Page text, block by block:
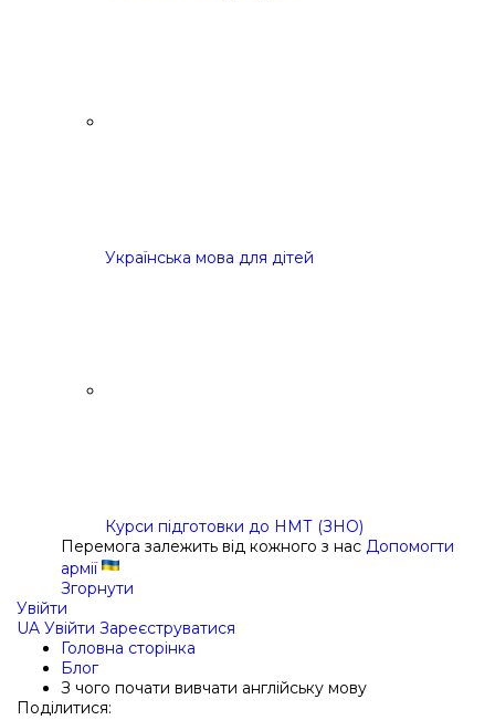
Українська мова для дітей
Курси підготовки до НМТ (ЗНО)
Перемога залежить від кожного з нас Допомогти
армії
Згорнути
Увійти
UA Увійти Зареєструватися
Головна сторінка
Блог
З чого почати вивчати англійську мову
Поділитися: